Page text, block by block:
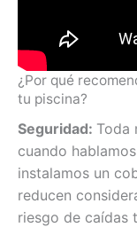
¿Por qué
tu piscina?
Seguridad: Toda
cuando
instalamos un
reducen
riesgo de caídas